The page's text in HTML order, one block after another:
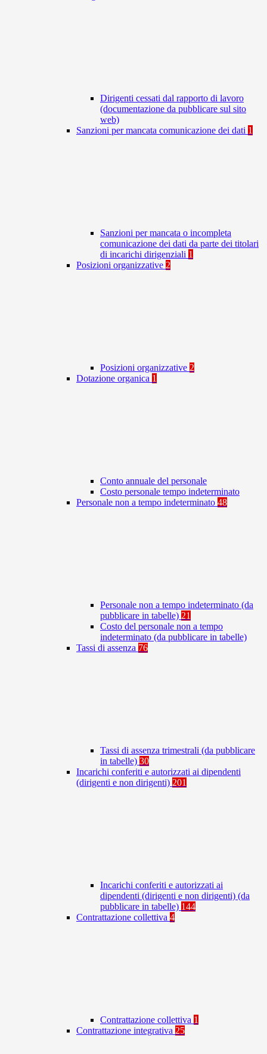
Dirigenti cessati dal rapporto di lavoro
(documentazione da pubblicare sul sito
web)
Sanzioni per mancata comunicazione dei dati 1
Sanzioni per mancata o incompleta
comunicazione dei dati da parte dei titolari
di incarichi dirigenziali 1
Posizioni organizzative 2
Posizioni organizzative 2
Dotazione organica 1
Conto annuale del personale
Costo personale tempo indeterminato
Personale non a tempo indeterminato 48
Personale non a tempo indeterminato (da
pubblicare in tabelle) 21
Costo del personale non a tempo
indeterminato (da pubblicare in tabelle)
Tassi di assenza 76
Tassi di assenza trimestrali (da pubblicare
in tabelle) 30
Incarichi conferiti e autorizzati ai dipendenti
(dirigenti e non dirigenti) 201
Incarichi conferiti e autorizzati ai
dipendenti (dirigenti e non dirigenti) (da
pubblicare in tabelle) 144
Contrattazione collettiva 4
Contrattazione collettiva 1
Contrattazione integrativa 25